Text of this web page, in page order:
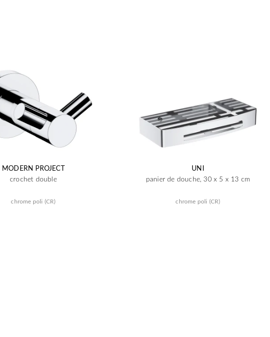
MODERN PROJECT
crochet double
chrome poli (CR)
UNI
panier de douche, 30 x 5 x 13 cm
chrome poli (CR)